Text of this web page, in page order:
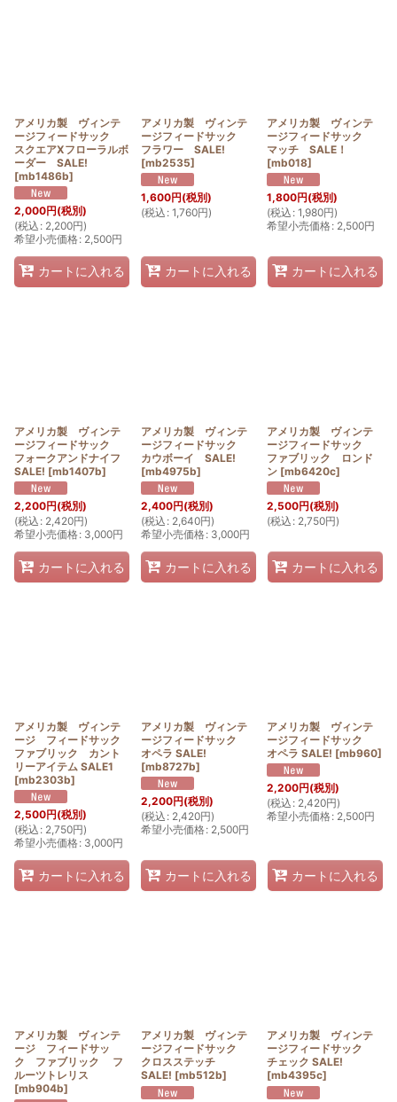
アメリカ製 ヴィンテ
ージフィードサック
スクエアXフローラルボ
ーダー SALE!
[mb1486b]
2,000円(税別)
(税込 : 2,200円)
希望小売価格: 2,500円
カートに入れる
アメリカ製 ヴィンテ
ージフィードサック
フラワー SALE!
[mb2535]
1,600円(税別)
(税込 : 1,760円)
カートに入れる
アメリカ製 ヴィンテ
ージフィードサック
マッチ SALE！
[mb018]
1,800円(税別)
(税込 : 1,980円)
希望小売価格: 2,500円
カートに入れる
アメリカ製 ヴィンテ
ージフィードサック
フォークアンドナイフ
SALE! [mb1407b]
2,200円(税別)
(税込 : 2,420円)
希望小売価格: 3,000円
カートに入れる
アメリカ製 ヴィンテ
ージフィードサック
カウボーイ SALE!
[mb4975b]
2,400円(税別)
(税込 : 2,640円)
希望小売価格: 3,000円
カートに入れる
アメリカ製 ヴィンテ
ージフィードサック
ファブリック ロンド
ン [mb6420c]
2,500円(税別)
(税込 : 2,750円)
カートに入れる
アメリカ製 ヴィンテ
ージ フィードサック
ファブリック カント
リーアイテム SALE1
[mb2303b]
2,500円(税別)
(税込 : 2,750円)
希望小売価格: 3,000円
カートに入れる
アメリカ製 ヴィンテ
ージフィードサック
オペラ SALE!
[mb8727b]
2,200円(税別)
(税込 : 2,420円)
希望小売価格: 2,500円
カートに入れる
アメリカ製 ヴィンテ
ージフィードサック
オペラ SALE! [mb960]
2,200円(税別)
(税込 : 2,420円)
希望小売価格: 2,500円
カートに入れる
アメリカ製 ヴィンテ
ージ フィードサッ
ク ファブリック フ
ルーツトレリス
[mb904b]
アメリカ製 ヴィンテ
ージフィードサック
クロスステッチ
SALE! [mb512b]
アメリカ製 ヴィンテ
ージフィードサック
チェック SALE!
[mb4395c]